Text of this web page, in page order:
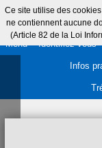
Ce site utilise des
ne contiennent aucune
(Article 82 de la Loi
Menu Identifiez-vous
Infos